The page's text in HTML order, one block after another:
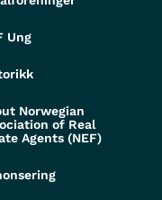
Ung
Norwegian
of Real
Agents (NEF)